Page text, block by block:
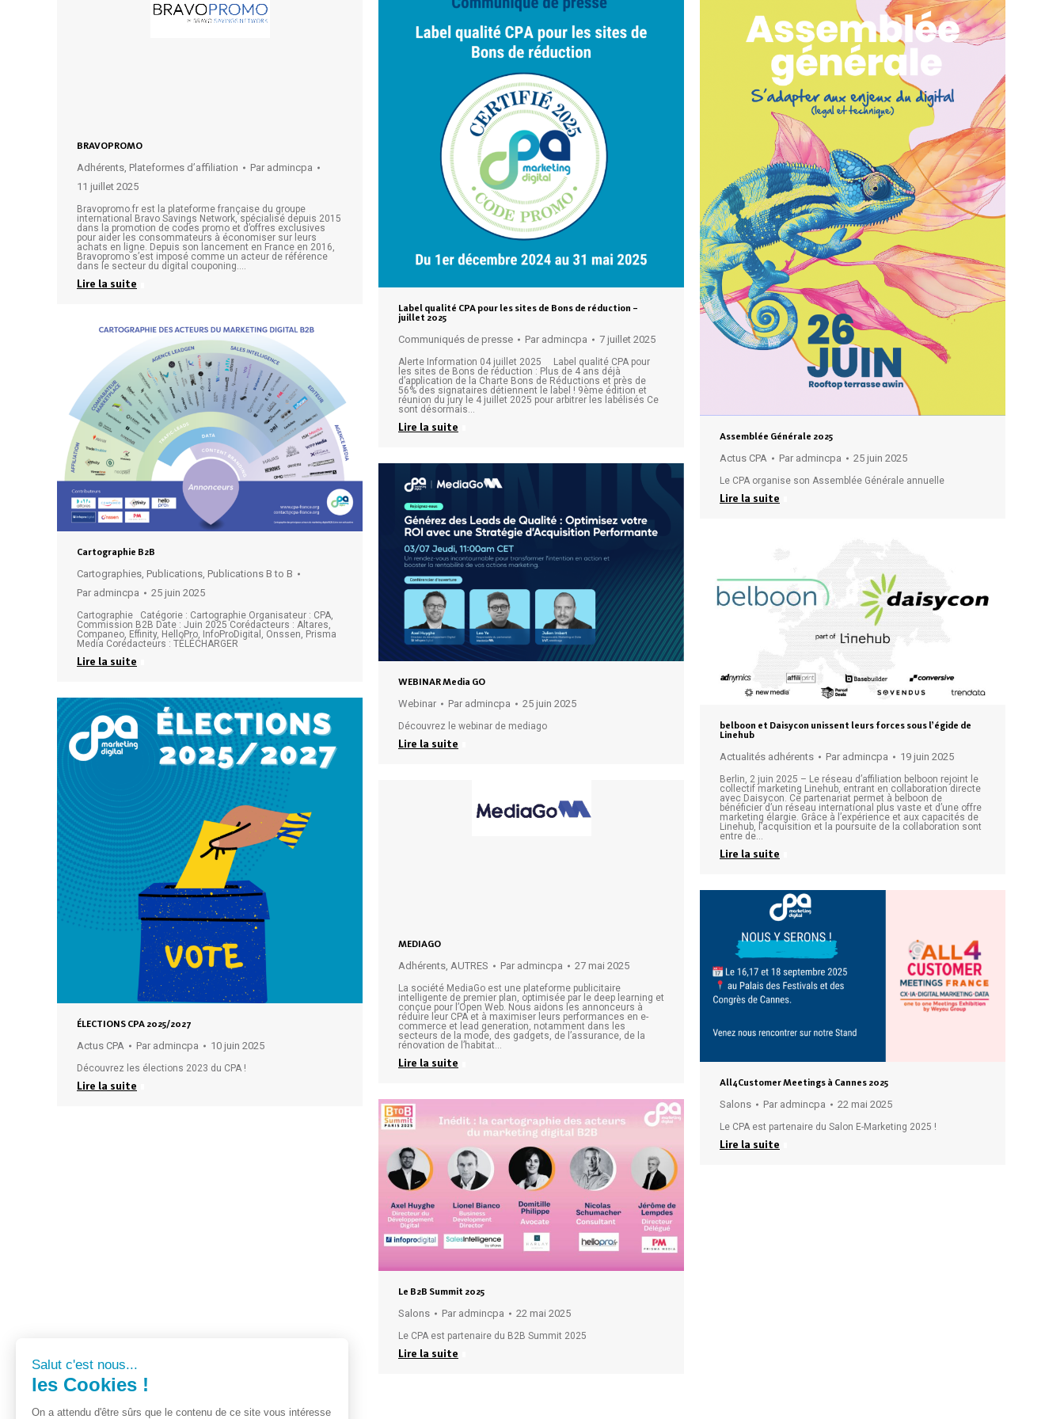
BRAVOPROMO
Adhérents, Plateformes d’affiliation Par admincpa
11 juillet 2025
Bravopromo.fr est la plateforme française du groupe
international Bravo Savings Network, spécialisé depuis 2015
dans la promotion de codes promo et d’offres exclusives
pour aider les consommateurs à économiser sur leurs
achats en ligne. Depuis son lancement en France en 2016,
Bravopromo s’est imposé comme un acteur de référence
dans le secteur du digital couponing.…
Lire la suite
Label qualité CPA pour les sites de Bons de réduction –
juillet 2025
Communiqués de presse Par admincpa 7 juillet 2025
Alerte Information 04 juillet 2025 Label qualité CPA pour
les sites de Bons de réduction : Plus de 4 ans déjà
d’application de la Charte Bons de Réductions et près de
56% des signataires détiennent le label ! 9ème édition et
réunion du jury le 4 juillet 2025 pour arbitrer les labélisés Ce
sont désormais…
Lire la suite
Assemblée Générale 2025
Actus CPA Par admincpa 25 juin 2025
Le CPA organise son Assemblée Générale annuelle
Lire la suite
Cartographie B2B
Cartographies Publications Publications B to B
Par admincpa 25 juin 2025
Cartographie Catégorie : Cartographie Organisateur : CPA,
Commission B2B Date : Juin 2025 Corédacteurs : Altares,
Companeo, Effinity, HelloPro, InfoProDigital, Onssen, Prisma
Media Corédacteurs : TÉLÉCHARGER
Lire la suite
WEBINAR Media GO
Webinar Par admincpa 25 juin 2025
Découvrez le webinar de mediago
Lire la suite
belboon et Daisycon unissent leurs forces sous l’égide de
Linehub
Actualités adhérents Par admincpa 19 juin 2025
Berlin, 2 juin 2025 – Le réseau d’affiliation belboon rejoint le
collectif marketing Linehub, entrant en collaboration directe
avec Daisycon. Ce partenariat permet à belboon de
bénéficier d’un réseau international plus vaste et d’une offre
marketing élargie. Grâce à l’expérience et aux capacités de
Linehub, l’acquisition et la poursuite de la collaboration sont
entre de…
Lire la suite
ÉLECTIONS CPA 2025/2027
Actus CPA Par admincpa 10 juin 2025
Découvrez les élections 2023 du CPA !
Lire la suite
MEDIAGO
Adhérents, AUTRES Par admincpa 27 mai 2025
La société MediaGo est une plateforme publicitaire
intelligente de premier plan, optimisée par le deep learning et
conçue pour l’Open Web. Nous aidons les annonceurs à
réduire leur CPA et à maximiser leurs performances en e-
commerce et lead generation, notamment dans les
secteurs de la mode, des gadgets, de l’assurance, de la
rénovation de l’habitat…
Lire la suite
All4Customer Meetings à Cannes 2025
Salons Par admincpa 22 mai 2025
Le CPA est partenaire du Salon E-Marketing 2025 !
Lire la suite
Le B2B Summit 2025
Salons Par admincpa 22 mai 2025
Le CPA est partenaire du B2B Summit 2025
Lire la suite
Salut c'est nous...
les Cookies !
On a attendu d'être sûrs que le contenu de ce site vous intéresse